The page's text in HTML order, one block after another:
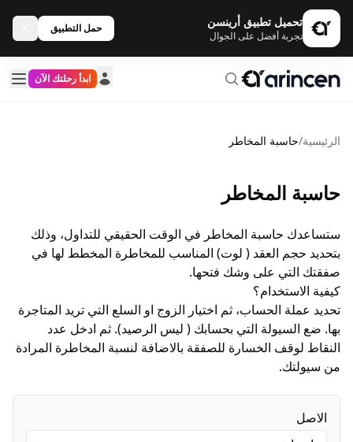
تحميل تطبيق أرينسن
تجربة أفضل على الجوال
حمل التطبيق
ابدأ رحلتك الآن
الرئيسية/حاسبة المخاطر
حاسبة المخاطر
ستساعدك حاسبة المخاطر في الوقت الحقيقي للتداول، وذلك
بتحديد حجم العقد ( لوت) المناسب للمخاطرة المخطط لها في
صفقتك التي على وشك فتحها.
كيفية الاستخدام؟
تحديد عملة الحساب، ثم اختيار الزوج او السلع التي تريد المتاجرة
بها. ضع السيولة التي بحسابك ( ليس الرصيد). ثم ادخل عدد
النقاط لوقف الخسارة للصفقة بالاضافة لنسبة المخاطرة المرادة
من سيولتك.
الاصل